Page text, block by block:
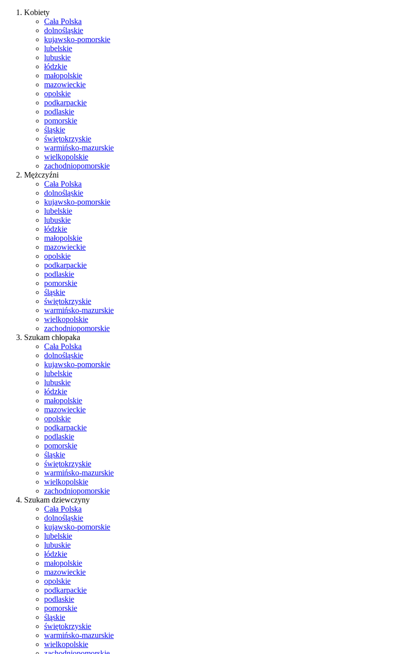
Kobiety
Cała Polska
dolnośląskie
kujawsko-pomorskie
lubelskie
lubuskie
łódzkie
małopolskie
mazowieckie
opolskie
podkarpackie
podlaskie
pomorskie
śląskie
świętokrzyskie
warmińsko-mazurskie
wielkopolskie
zachodniopomorskie
Mężczyźni
Cała Polska
dolnośląskie
kujawsko-pomorskie
lubelskie
lubuskie
łódzkie
małopolskie
mazowieckie
opolskie
podkarpackie
podlaskie
pomorskie
śląskie
świętokrzyskie
warmińsko-mazurskie
wielkopolskie
zachodniopomorskie
Szukam chłopaka
Cała Polska
dolnośląskie
kujawsko-pomorskie
lubelskie
lubuskie
łódzkie
małopolskie
mazowieckie
opolskie
podkarpackie
podlaskie
pomorskie
śląskie
świętokrzyskie
warmińsko-mazurskie
wielkopolskie
zachodniopomorskie
Szukam dziewczyny
Cała Polska
dolnośląskie
kujawsko-pomorskie
lubelskie
lubuskie
łódzkie
małopolskie
mazowieckie
opolskie
podkarpackie
podlaskie
pomorskie
śląskie
świętokrzyskie
warmińsko-mazurskie
wielkopolskie